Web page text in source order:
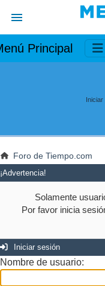
Principal
Iniciar
Foro de Tiempo.com
¡Advertencia!
Solamente
Por favor inicia
Iniciar sesión
Nombre de usuario: